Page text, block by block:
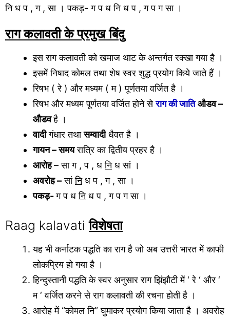
नि ध प , ग , सा । पकड़- ग प ध नि ध प , ग प ग सा ।
राग कलावती के प्रमुख बिंदु
इस राग कलावती को खमाज थाट के अन्तर्गत रक्खा गया है ।
इसमें निषाद कोमल तथा शेष स्वर शुद्ध प्रयोग किये जाते हैं ।
रिषभ ( रे ) और मध्यम ( म ) पूर्णतया वर्जित है ।
रिषभ और मध्यम पूर्णतया वर्जित होने सेराग की जाति औडव –
औडवहै ।
वादीगंधार तथासम्वादीधैवत है ।
गायन – समयरात्रि का द्वितीय प्रहर है ।
आरोह– सा ग , प , धनिध सां ।
अवरोह –सांनिध प , ग , सा ।
पकड़-ग प धनिध प , ग प ग सा ।
Raag kalavatiविशेषता
यह भी कर्नाटक पद्धति का राग है जो अब उत्तरी भारत में काफी
लोकप्रिय हो गया है ।
हिन्दुस्तानी पद्धति के स्वर अनुसार राग झिंझौटी में ‘ रे ‘ और ‘
म ‘ वर्जित करने से राग कलावती की रचना होती है ।
आरोह में “कोमल नि” घुमाकर प्रयोग किया जाता है । अवरोह